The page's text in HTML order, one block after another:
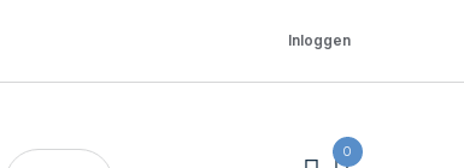
Inloggen
0